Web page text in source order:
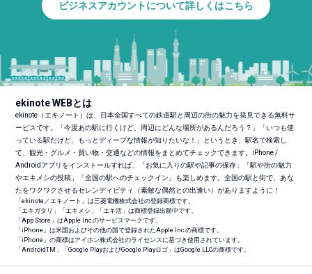
ビジネスアカウントについて詳しくはこちら
ekinote WEBとは
ekinote（エキノート）は、日本全国すべての鉄道駅と周辺の街の魅力を発見できる無料サ
ービスです。「今度あの駅に行くけど、周辺にどんな場所があるんだろう？」「いつも使
っている駅だけど、もっとディープな情報が知りたいな！」というとき、駅名で検索し
て、観光・グルメ・買い物・交通などの情報をまとめてチェックできます。iPhone /
Androidアプリをインストールすれば、「お気に入りの駅や記事の保存」「駅や街の魅力
やエキメシの投稿」「全国の駅へのチェックイン」も楽しめます。全国の駅と街で、あな
たをワクワクさせるセレンディピティ（素敵な偶然との出逢い）がありますように！
「ekinote／エキノート」は三菱電機株式会社の登録商標です。
「エキガタリ」「エキメシ」「エキ活」は商標登録出願中です。
「App Store」はApple Inc.のサービスマークです。
「iPhone」は米国およびその他の国で登録されたApple Inc.の商標です。
「iPhone」の商標はアイホン株式会社のライセンスに基づき使用されています。
「AndroidTM 」「Google PlayおよびGoogle Playロゴ」はGoogle LLCの商標です。